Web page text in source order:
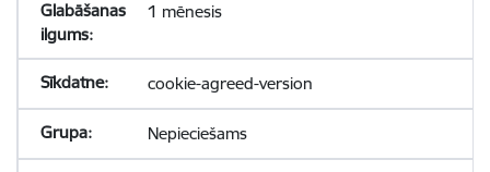
1 mēnesis
cookie-agreed-version
Nepieciešams